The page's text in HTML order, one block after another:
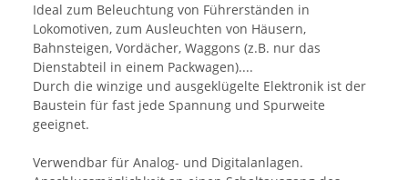
Ideal zum Beleuchtung von Führerständen in
Lokomotiven, zum Ausleuchten von Häusern,
Bahnsteigen, Vordächer, Waggons (z.B. nur das
Dienstabteil in einem Packwagen)....
Durch die winzige und ausgeklügelte Elektronik ist der
Baustein für fast jede Spannung und Spurweite
geeignet.
Verwendbar für Analog- und Digitalanlagen.